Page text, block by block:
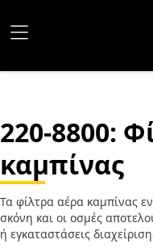
220-8800:
καμπίνας
Τα φίλτρα αέρα καμπίνας
σκόνη και οι οσμές
ή εγκαταστάσεις